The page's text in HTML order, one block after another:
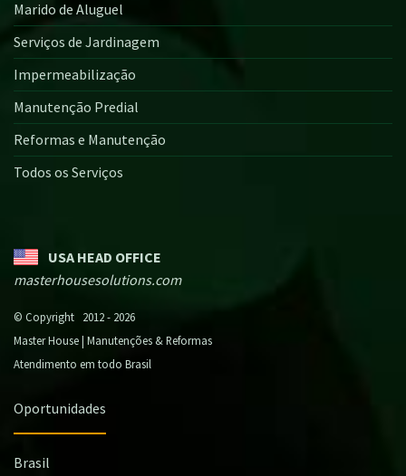
Marido de Aluguel
Serviços de Jardinagem
Impermeabilização
Manutenção Predial
Reformas e Manutenção
Todos os Serviços
USA HEAD OFFICE
masterhousesolutions.com
© Copyright 2012 - 2026
Master House | Manutenções & Reformas
Atendimento em todo Brasil
Oportunidades
Brasil